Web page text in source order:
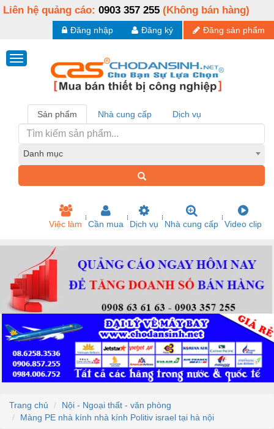
Liên hệ quảng cáo: 0903 357 255 (Không bán hàng)
Đăng sản phẩm
Đăng ký
Đăng nhập
Sản phẩm Nhà cung cấp Dịch vụ
Danh mục
Việc làm Cần mua Dịch vụ Nhà cung cấp Video clip
Trang chủ
Nội - Ngoại thất - văn phòng
Màng PE nhà kính nhà kính Politiv israel tại hà nội